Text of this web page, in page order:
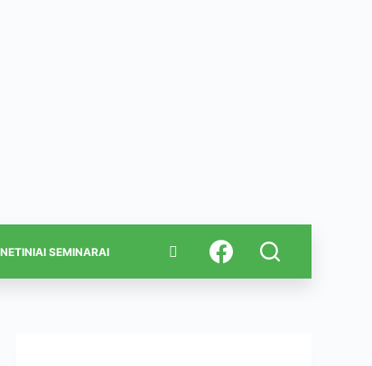
SEMINARAI